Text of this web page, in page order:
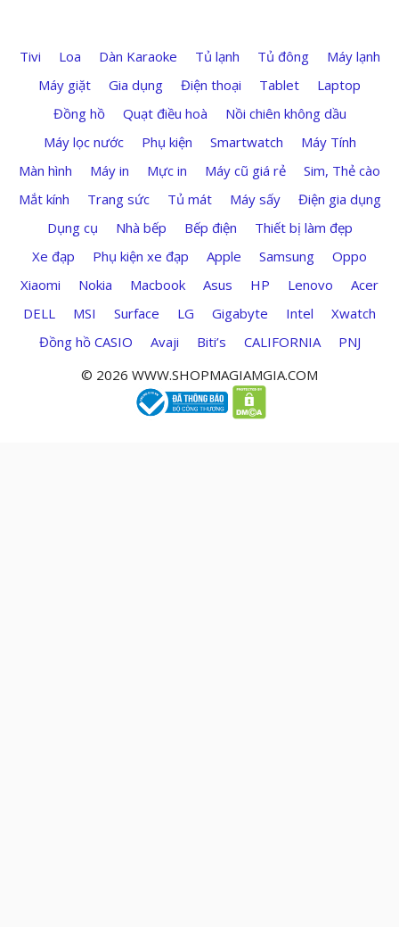
Tivi Loa Dàn Karaoke Tủ lạnh Tủ đông
Máy lạnh
Máy giặt
Gia dụng Điện thoại Tablet
Laptop
Đồng hồ
Quạt điều hoà
Nồi chiên không dầu
Máy lọc nước
Phụ kiện Smartwatch
Máy Tính
Màn hình
Máy in Mực in Máy cũ giá rẻ
Sim, Thẻ cào
Mắt kính
Trang sức Tủ mát Máy sấy
Điện gia dụng
Dụng cụ
Nhà bếp Bếp điện
Thiết bị làm đẹp
Xe đạp
Phụ kiện xe đạp Apple Samsung
Oppo
Xiaomi
Nokia Macbook Asus HP Lenovo
Acer
DELL
MSI Surface LG Gigabyte Intel
Xwatch
Đồng hồ CASIO
Avaji Biti’s CALIFORNIA
PNJ
© 2026 WWW.SHOPMAGIAMGIA.COM